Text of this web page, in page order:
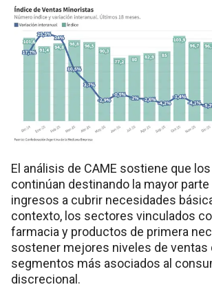
El análisis de CAME sostiene que
continúan destinando la mayor
ingresos a cubrir necesidades
contexto, los sectores vinculados
farmacia y productos de primera
sostener mejores niveles de ventas
segmentos más asociados al
discrecional.